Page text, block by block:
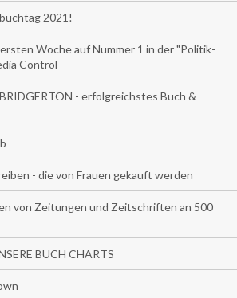
2021!
Woche auf Nummer 1 in der "Politik-
Control
- erfolgreichstes Buch &
- die von Frauen gekauft werden
von Zeitungen und Zeitschriften an 500
BUCH CHARTS